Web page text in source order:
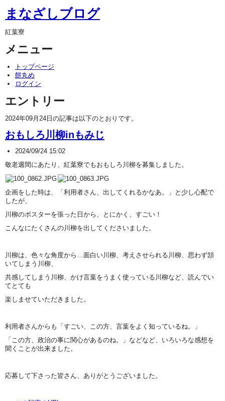
まなざしブログ
紅葉寮
メニュー
トップページ
餅丸め
ログイン
エントリー
2024年09月24日の記事は以下のとおりです。
おもしろ川柳inもみじ
2024/09/24 15:02
敬老週間にあたり、紅葉寮でもおもしろ川柳を募集しました。
企画をした時は、「利用者さん、出してくれるかなあ。」と少し心配で
したが、
川柳のポスターを張った日から、とにかく、すごい！
こんなにたくさんの川柳を出してくださいました。
川柳は、色々な角度から…面白い川柳、考えさせられる川柳、思わず頷
いてしまう川柳、
共感してしまう川柳、かけ言葉をうまく使っている川柳など、読んでい
てとても
楽しませていただきました。
利用者さんからも「すごい、この方、言葉をよく知っているね。」
「この方、政治の事に関心があるのね。」などなど、いろいろな感想を
聞くことが出来ました。
応募して下さった皆さん、ありがとうございました。